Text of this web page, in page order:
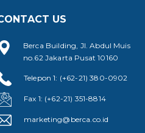
US
Berca Building, Jl. Abdul Muis
no.62 Jakarta Pusat 10160
Telepon 1: (+62-21) 380-0902
Fax 1: (+62-21) 351-8814
marketing@berca.co.id